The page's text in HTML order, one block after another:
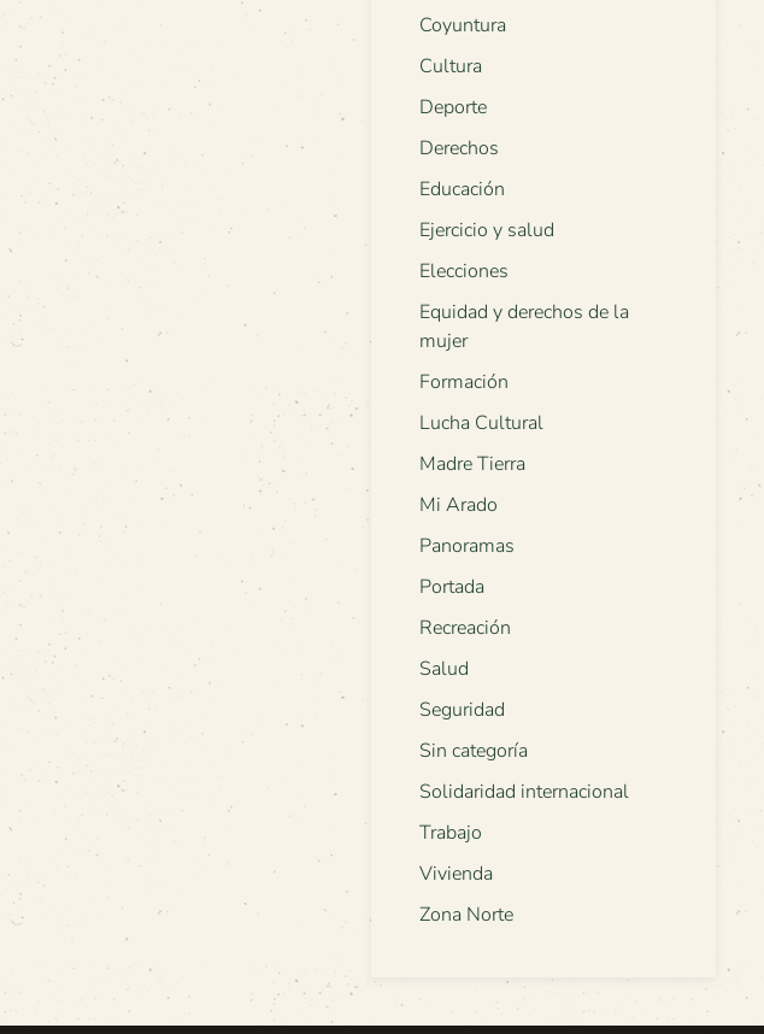
Coyuntura
Cultura
Deporte
Derechos
Educación
Ejercicio y salud
Elecciones
Equidad y derechos de la
mujer
Formación
Lucha Cultural
Madre Tierra
Mi Arado
Panoramas
Portada
Recreación
Salud
Seguridad
Sin categoría
Solidaridad internacional
Trabajo
Vivienda
Zona Norte